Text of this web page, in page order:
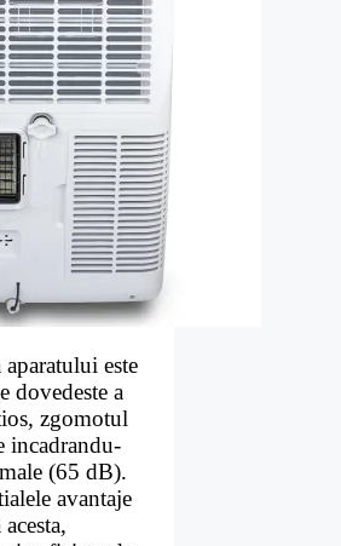
este
dovedeste a
zgomotul
incadrandu-
(65 dB).
avantaje